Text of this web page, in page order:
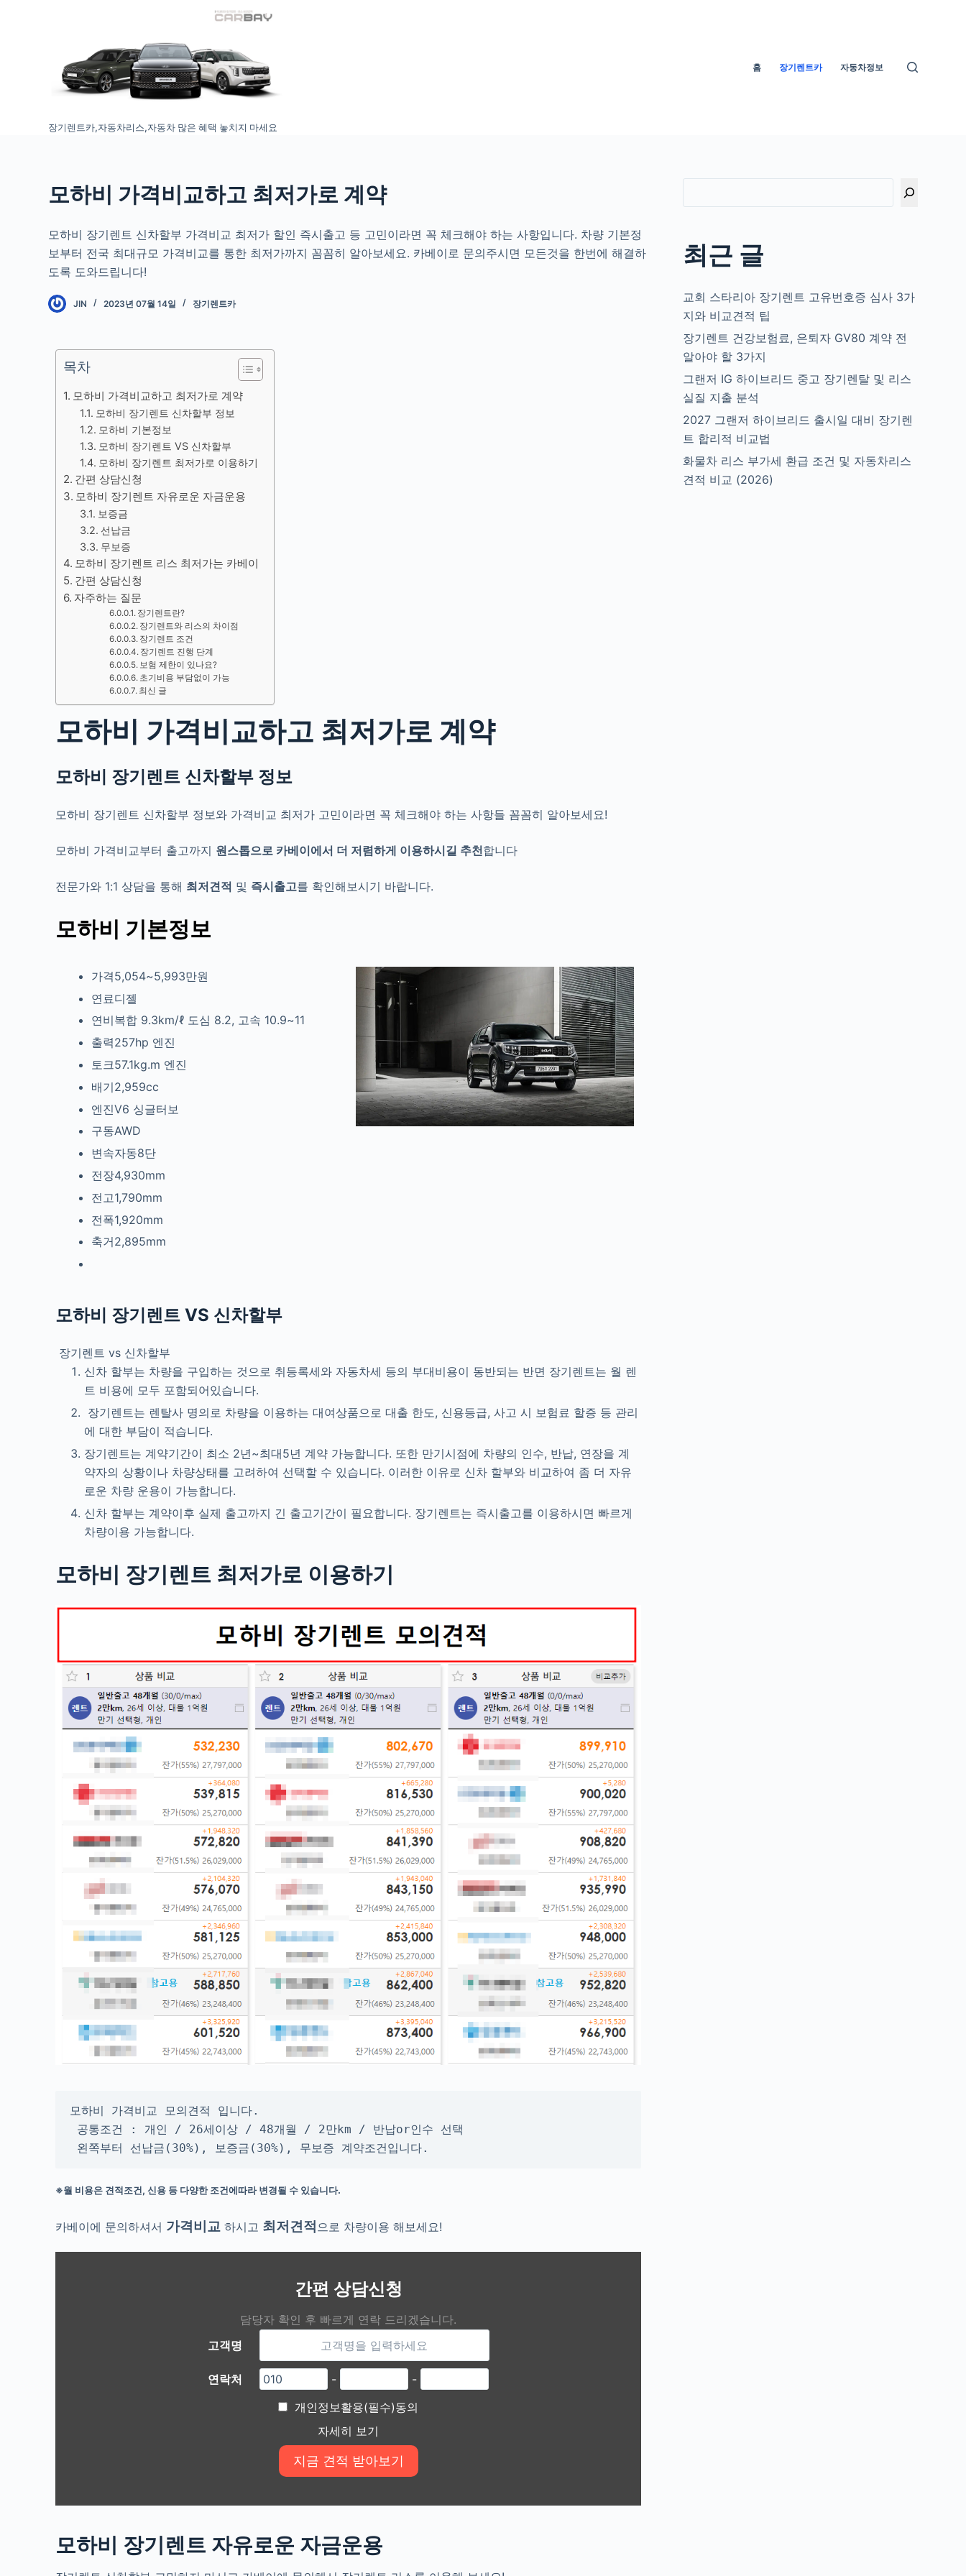
장기렌트카,자동차리스,자동차 많은 혜택 놓치지 마세요
홈 장기렌트카 자동차정보
모하비 가격비교하고 최저가로 계약
모하비 장기렌트 신차할부 가격비교 최저가 할인 즉시출고 등 고민이라면 꼭 체크해야 하는 사항입니다. 차량 기본정
보부터 전국 최대규모 가격비교를 통한 최저가까지 꼼꼼히 알아보세요. 카베이로 문의주시면 모든것을 한번에 해결하
도록 도와드립니다!
JIN 2023년 07월 14일 장기렌트카
목차
모하비 가격비교하고 최저가로 계약
모하비 장기렌트 신차할부 정보
모하비 기본정보
모하비 장기렌트 VS 신차할부
모하비 장기렌트 최저가로 이용하기
간편 상담신청
모하비 장기렌트 자유로운 자금운용
보증금
선납금
무보증
모하비 장기렌트 리스 최저가는 카베이
간편 상담신청
자주하는 질문
장기렌트란?
장기렌트와 리스의 차이점
장기렌트 조건
장기렌트 진행 단계
보험 제한이 있나요?
초기비용 부담없이 가능
최신 글
모하비 가격비교하고 최저가로 계약
모하비 장기렌트 신차할부 정보
모하비 장기렌트 신차할부 정보와 가격비교 최저가 고민이라면 꼭 체크해야 하는 사항들 꼼꼼히 알아보세요!
모하비 가격비교부터 출고까지 원스톱으로 카베이에서 더 저렴하게 이용하시길 추천합니다
전문가와 1:1 상담을 통해 최저견적 및 즉시출고를 확인해보시기 바랍니다.
모하비 기본정보
가격5,054~5,993만원
연료디젤
연비복합 9.3km/ℓ 도심 8.2, 고속 10.9~11
출력257hp 엔진
토크57.1kg.m 엔진
배기2,959cc
엔진V6 싱글터보
구동AWD
변속자동8단
전장4,930mm
전고1,790mm
전폭1,920mm
축거2,895mm
모하비 장기렌트 VS 신차할부
장기렌트 vs 신차할부
신차 할부는 차량을 구입하는 것으로 취등록세와 자동차세 등의 부대비용이 동반되는 반면 장기렌트는 월 렌
트 비용에 모두 포함되어있습니다.
장기렌트는 렌탈사 명의로 차량을 이용하는 대여상품으로 대출 한도, 신용등급, 사고 시 보험료 할증 등 관리
에 대한 부담이 적습니다.
장기렌트는 계약기간이 최소 2년~최대5년 계약 가능합니다. 또한 만기시점에 차량의 인수, 반납, 연장을 계
약자의 상황이나 차량상태를 고려하여 선택할 수 있습니다. 이러한 이유로 신차 할부와 비교하여 좀 더 자유
로운 차량 운용이 가능합니다.
신차 할부는 계약이후 실제 출고까지 긴 출고기간이 필요합니다. 장기렌트는 즉시출고를 이용하시면 빠르게
차량이용 가능합니다.
모하비 장기렌트 최저가로 이용하기
모하비 가격비교 모의견적 입니다.
공통조건 : 개인 / 26세이상 / 48개월 / 2만km / 반납or인수 선택
왼쪽부터 선납금(30%), 보증금(30%), 무보증 계약조건입니다.
※월 비용은 견적조건, 신용 등 다양한 조건에따라 변경될 수 있습니다.
카베이에 문의하셔서 가격비교 하시고 최저견적 으로 차량이용 해보세요!
간편 상담신청
담당자 확인 후 빠르게 연락 드리겠습니다.
고객명
연락처 -
-
개인정보활용(필수)동의
자세히 보기
모하비 장기렌트 자유로운 자금운용
최근 글
교회 스타리아 장기렌트 고유번호증 심사 3가
지와 비교견적 팁
장기렌트 건강보험료, 은퇴자 GV80 계약 전
알아야 할 3가지
그랜저 IG 하이브리드 중고 장기렌탈 및 리스
실질 지출 분석
2027 그랜저 하이브리드 출시일 대비 장기렌
트 합리적 비교법
화물차 리스 부가세 환급 조건 및 자동차리스
견적 비교 (2026)